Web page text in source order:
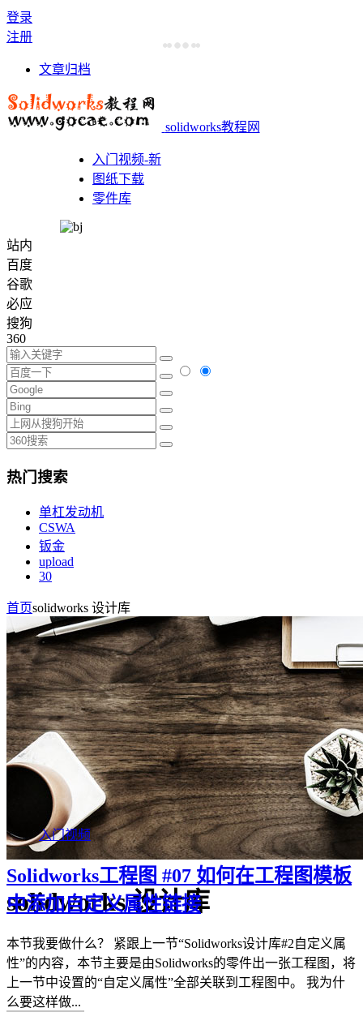
登录
注册
文章归档
solidworks教程网
入门视频-新
图纸下载
零件库
站内
百度
谷歌
必应
搜狗
360
热门搜索
单杠发动机
CSWA
钣金
upload
30
首页solidworks 设计库
solidworks 设计库
入门视频
Solidworks工程图 #07 如何在工程图模板
中添加自定义属性链接
本节我要做什么？ 紧跟上一节“Solidworks设计库#2自定义属
性”的内容，本节主要是由Solidworks的零件出一张工程图，将
上一节中设置的“自定义属性”全部关联到工程图中。 我为什
么要这样做...